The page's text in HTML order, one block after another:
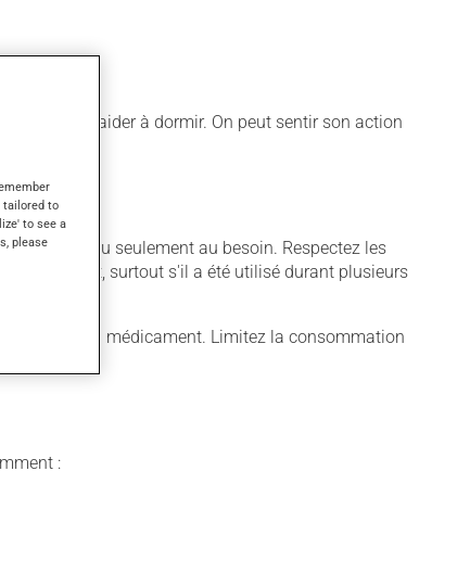
ou pour aider à dormir. On peut sentir son action
ou seulement au besoin. Respectez les
ce produit, surtout s'il a été utilisé durant plusieurs
l'effet du médicament. Limitez la consommation
:
tailored to
to see a
please